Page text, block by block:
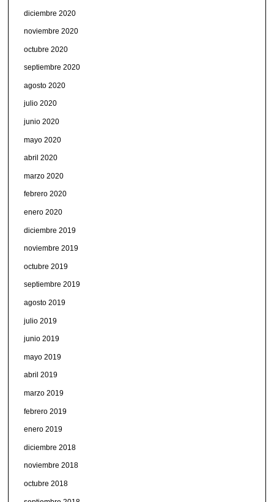
diciembre 2020
noviembre 2020
octubre 2020
septiembre 2020
agosto 2020
julio 2020
junio 2020
mayo 2020
abril 2020
marzo 2020
febrero 2020
enero 2020
diciembre 2019
noviembre 2019
octubre 2019
septiembre 2019
agosto 2019
julio 2019
junio 2019
mayo 2019
abril 2019
marzo 2019
febrero 2019
enero 2019
diciembre 2018
noviembre 2018
octubre 2018